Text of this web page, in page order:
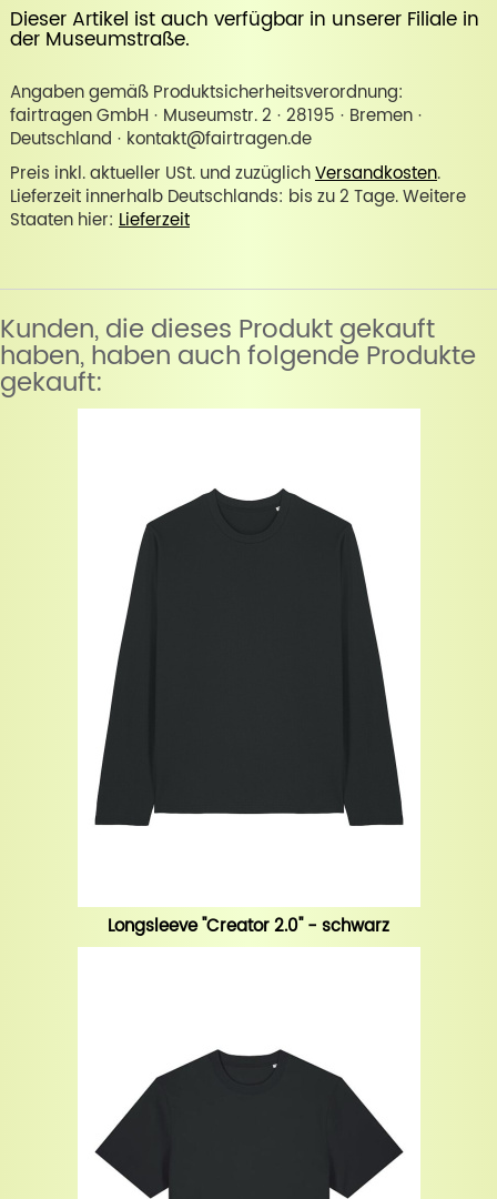
Dieser Artikel ist auch verfügbar in unserer Filiale in
der Museumstraße.
Angaben gemäß Produktsicherheitsverordnung:
fairtragen GmbH · Museumstr. 2 · 28195 · Bremen ·
Deutschland · kontakt@fairtragen.de
Preis inkl. aktueller USt. und zuzüglichVersandkosten.
Lieferzeit innerhalb Deutschlands: bis zu 2 Tage. Weitere
Staaten hier: Lieferzeit
Kunden, die dieses Produkt gekauft
haben, haben auch folgende Produkte
gekauft:
Longsleeve "Creator 2.0" - schwarz